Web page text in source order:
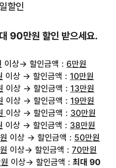
할인
90만원 할인 받으세요.
이상→ 할인금액 : 6만원
이상 → 할인금액 : 10만원
이상 → 할인금액 : 13만원
이상 → 할인금액 : 19만원
이상 → 할인금액 : 30만원
이상 → 할인금액 : 38만원
이상 → 할인금액 : 50만원
이상→ 할인금액 : 70만원
이상→ 할인금액 : 최대 90